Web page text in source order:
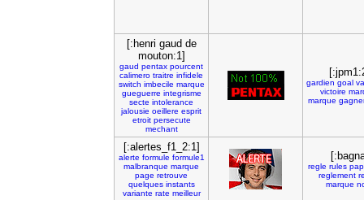
[:henri gaud de
mouton:1]
gaud pentax pourcent
calimero traitre infidele
switch imbecile marque
gueguerre integrisme
secte intolerance
jalousie oeillere esprit
etroit persecute
mechant
gardien goal
victoire
marque
[:alertes_f1_2:1]
alerte formule formule1
malbranque marque
page retrouve
quelques instants
variante rate meilleur
regle rules
reglement
marque